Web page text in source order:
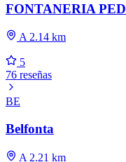
FONTANERIA
A 2.14 km
5
76 reseñas
BE
Belfonta
A 2.21 km